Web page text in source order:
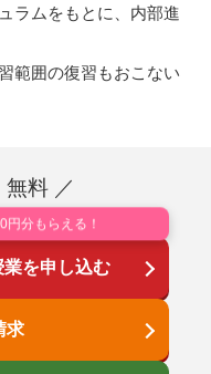
ラムをもとに、内部進
範囲の復習もおこない
無料 ／
分もらえる！
業を申し込む
求